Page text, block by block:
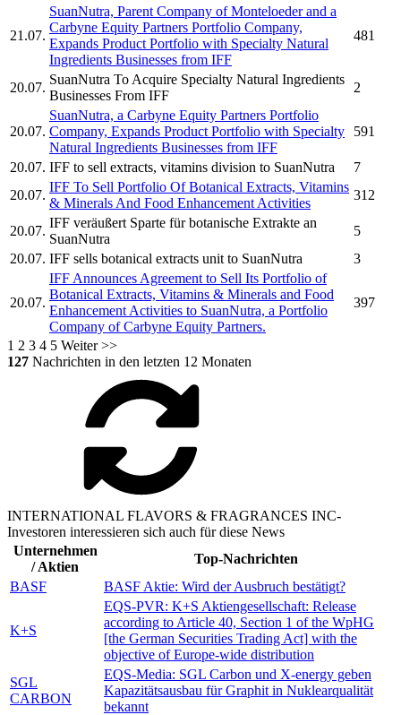
21.07.
SuanNutra, Parent Company of Monteloeder and a
Carbyne Equity Partners Portfolio Company,
Expands Product Portfolio with Specialty Natural
Ingredients Businesses from IFF
481
20.07.
SuanNutra To Acquire Specialty Natural Ingredients
Businesses From IFF
2
20.07.
SuanNutra, a Carbyne Equity Partners Portfolio
Company, Expands Product Portfolio with Specialty
Natural Ingredients Businesses from IFF
591
20.07. IFF to sell extracts, vitamins division to SuanNutra
7
20.07.
IFF To Sell Portfolio Of Botanical Extracts, Vitamins
& Minerals And Food Enhancement Activities
312
20.07.
IFF veräußert Sparte für botanische Extrakte an
SuanNutra
5
20.07. IFF sells botanical extracts unit to SuanNutra 3
20.07.
IFF Announces Agreement to Sell Its Portfolio of
Botanical Extracts, Vitamins & Minerals and Food
Enhancement Activities to SuanNutra, a Portfolio
Company of Carbyne Equity Partners.
397
1 2 3 4 5 Weiter >>
127 Nachrichten in den letzten 12 Monaten
INTERNATIONAL FLAVORS & FRAGRANCES INC-
Investoren interessieren sich auch für diese News
Unternehmen
/ Aktien
Top-Nachrichten
BASF
BASF Aktie: Wird der Ausbruch bestätigt?
K+S
EQS-PVR: K+S Aktiengesellschaft: Release
according to Article 40, Section 1 of the WpHG
[the German Securities Trading Act] with the
objective of Europe-wide distribution
SGL
CARBON
EQS-Media: SGL Carbon und X-energy geben
Kapazitätsausbau für Graphit in Nuklearqualität
bekannt